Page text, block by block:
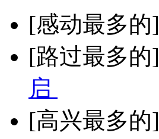
[感动最多的]
[路过最多的]
启
[高兴最多的]